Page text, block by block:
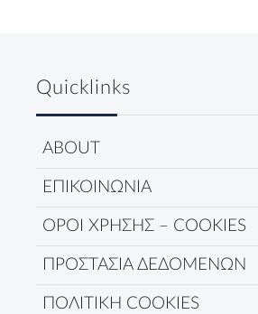
Quicklinks
ABOUT
ΕΠΙΚΟΙΝΩΝΙΑ
ΟΡΟΙ ΧΡΗΣΗΣ – COOKIES
ΠΡΟΣΤΑΣΙΑ ΔΕΔΟΜΕΝΩΝ
ΠΟΛΙΤΙΚΗ COOKIES